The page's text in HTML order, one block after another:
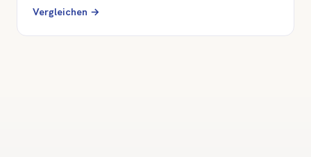
Vergleichen →